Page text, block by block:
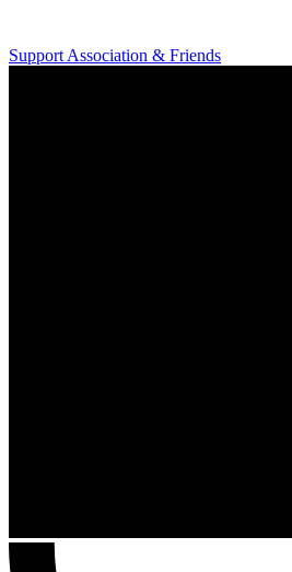
Support Association & Friends